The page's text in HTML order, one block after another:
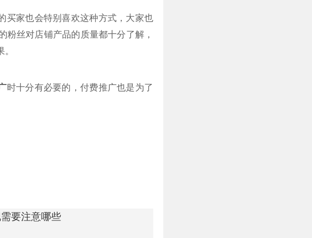
买家也会特别喜欢这种方式，大家也
丝对店铺产品的质量都十分了解，
时十分有必要的，付费推广也是为了
要注意哪些